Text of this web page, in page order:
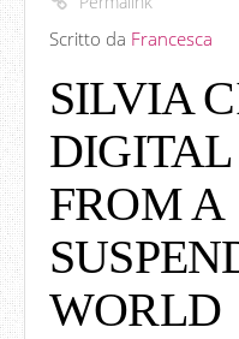
Scritto da Francesca
SILVIA
FROM A
WORLD